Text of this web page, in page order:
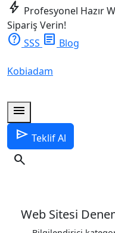
bolt Profesyonel Hazır
Sipariş Verin!
help SSS article Blog
Kobiadam
menu
send Teklif Al
search
Web Sitesi